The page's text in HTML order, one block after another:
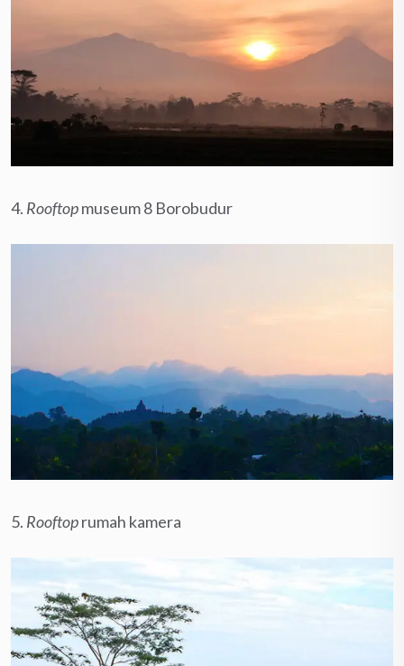
4. Rooftopmuseum 8 Borobudur
5. Rooftoprumah kamera